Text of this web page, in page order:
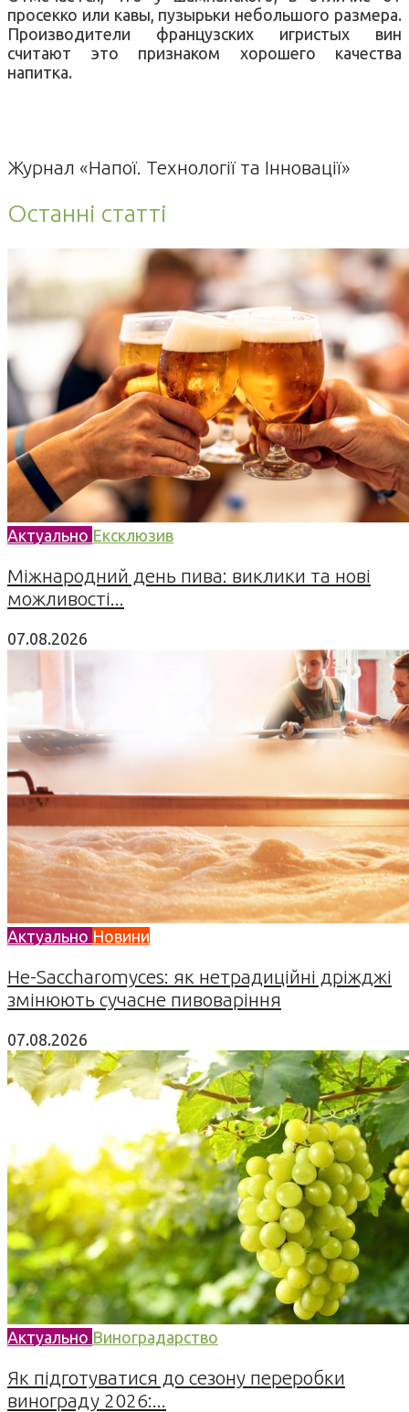
просекко или кавы, пузырьки небольшого размера.
Производители французских игристых вин
считают это признаком хорошего качества
напитка.
Журнал «Напої. Технології та Інновації»
Останні статті
Актуально Ексклюзив
Міжнародний день пива: виклики та нові
можливості...
07.08.2026
Актуально Новини
Не-Saccharomyces: як нетрадиційні дріжджі
змінюють сучасне пивоваріння
07.08.2026
Актуально Виноградарство
Як підготуватися до сезону переробки
винограду 2026:...